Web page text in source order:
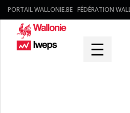
PORTAIL WALLONIE.BE FÉDÉRATION
☰